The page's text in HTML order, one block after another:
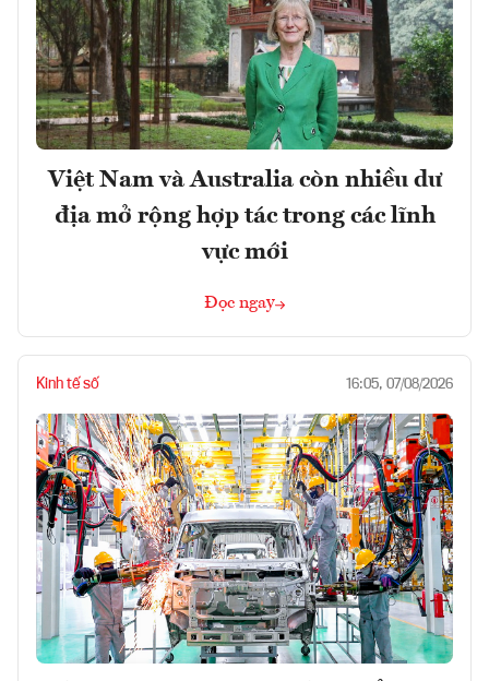
Việt Nam và Australia còn nhiều dư
địa mở rộng hợp tác trong các lĩnh
vực mới
Đọc ngay
Kinh tế số 16:05, 07/08/2026